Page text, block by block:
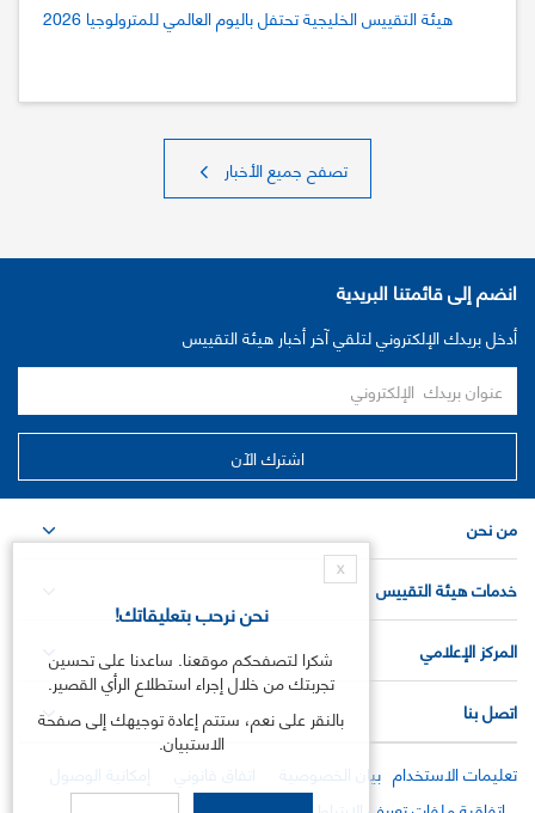
هيئة التقييس الخليجية تحتفل باليوم العالمي للمترولوجيا 2026
تصفح جميع الأخبار
انضم إلى قائمتنا البريدية
أدخل بريدك الإلكتروني لتلقي آخر أخبار هيئة التقييس
من نحن
خدمات هيئة التقييس
المركز الإعلامي
اتصل بنا
تعليمات الاستخدام بيان الخصوصية اتفاق قانوني
إمكانية الوصول
X
نحن نرحب بتعليقاتك!
شكرا لتصفحكم موقعنا. ساعدنا على تحسين
تجربتك من خلال إجراء استطلاع الرأي القصير.
بالنقر على نعم، ستتم إعادة توجيهك إلى صفحة
الاستبيان.